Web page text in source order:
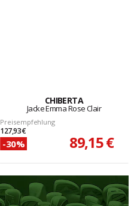
CHIBERTA
Jacke Emma Rose Clair
Preisempfehlung
127,93 €
-30% 89,15 €